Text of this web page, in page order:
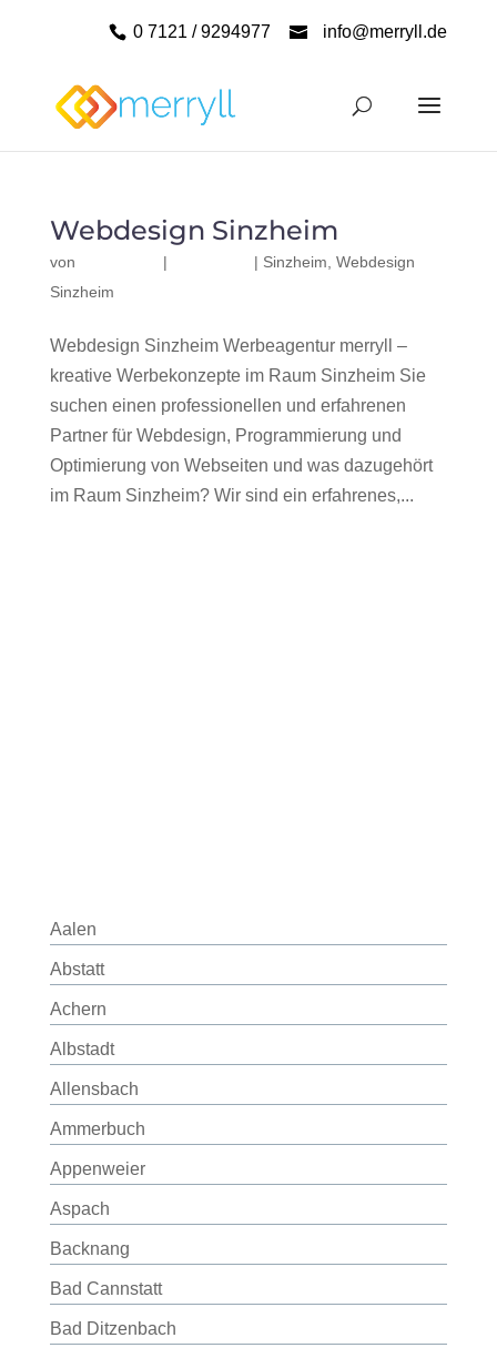
0 7121 / 9294977 info@merryll.de
Webdesign Sinzheim
von | | Sinzheim Webdesign
Sinzheim
Webdesign Sinzheim Werbeagentur merryll –
kreative Werbekonzepte im Raum Sinzheim Sie
suchen einen professionellen und erfahrenen
Partner für Webdesign, Programmierung und
Optimierung von Webseiten und was dazugehört
im Raum Sinzheim? Wir sind ein erfahrenes,...
Aalen
Abstatt
Achern
Albstadt
Allensbach
Ammerbuch
Appenweier
Aspach
Backnang
Bad Cannstatt
Bad Ditzenbach